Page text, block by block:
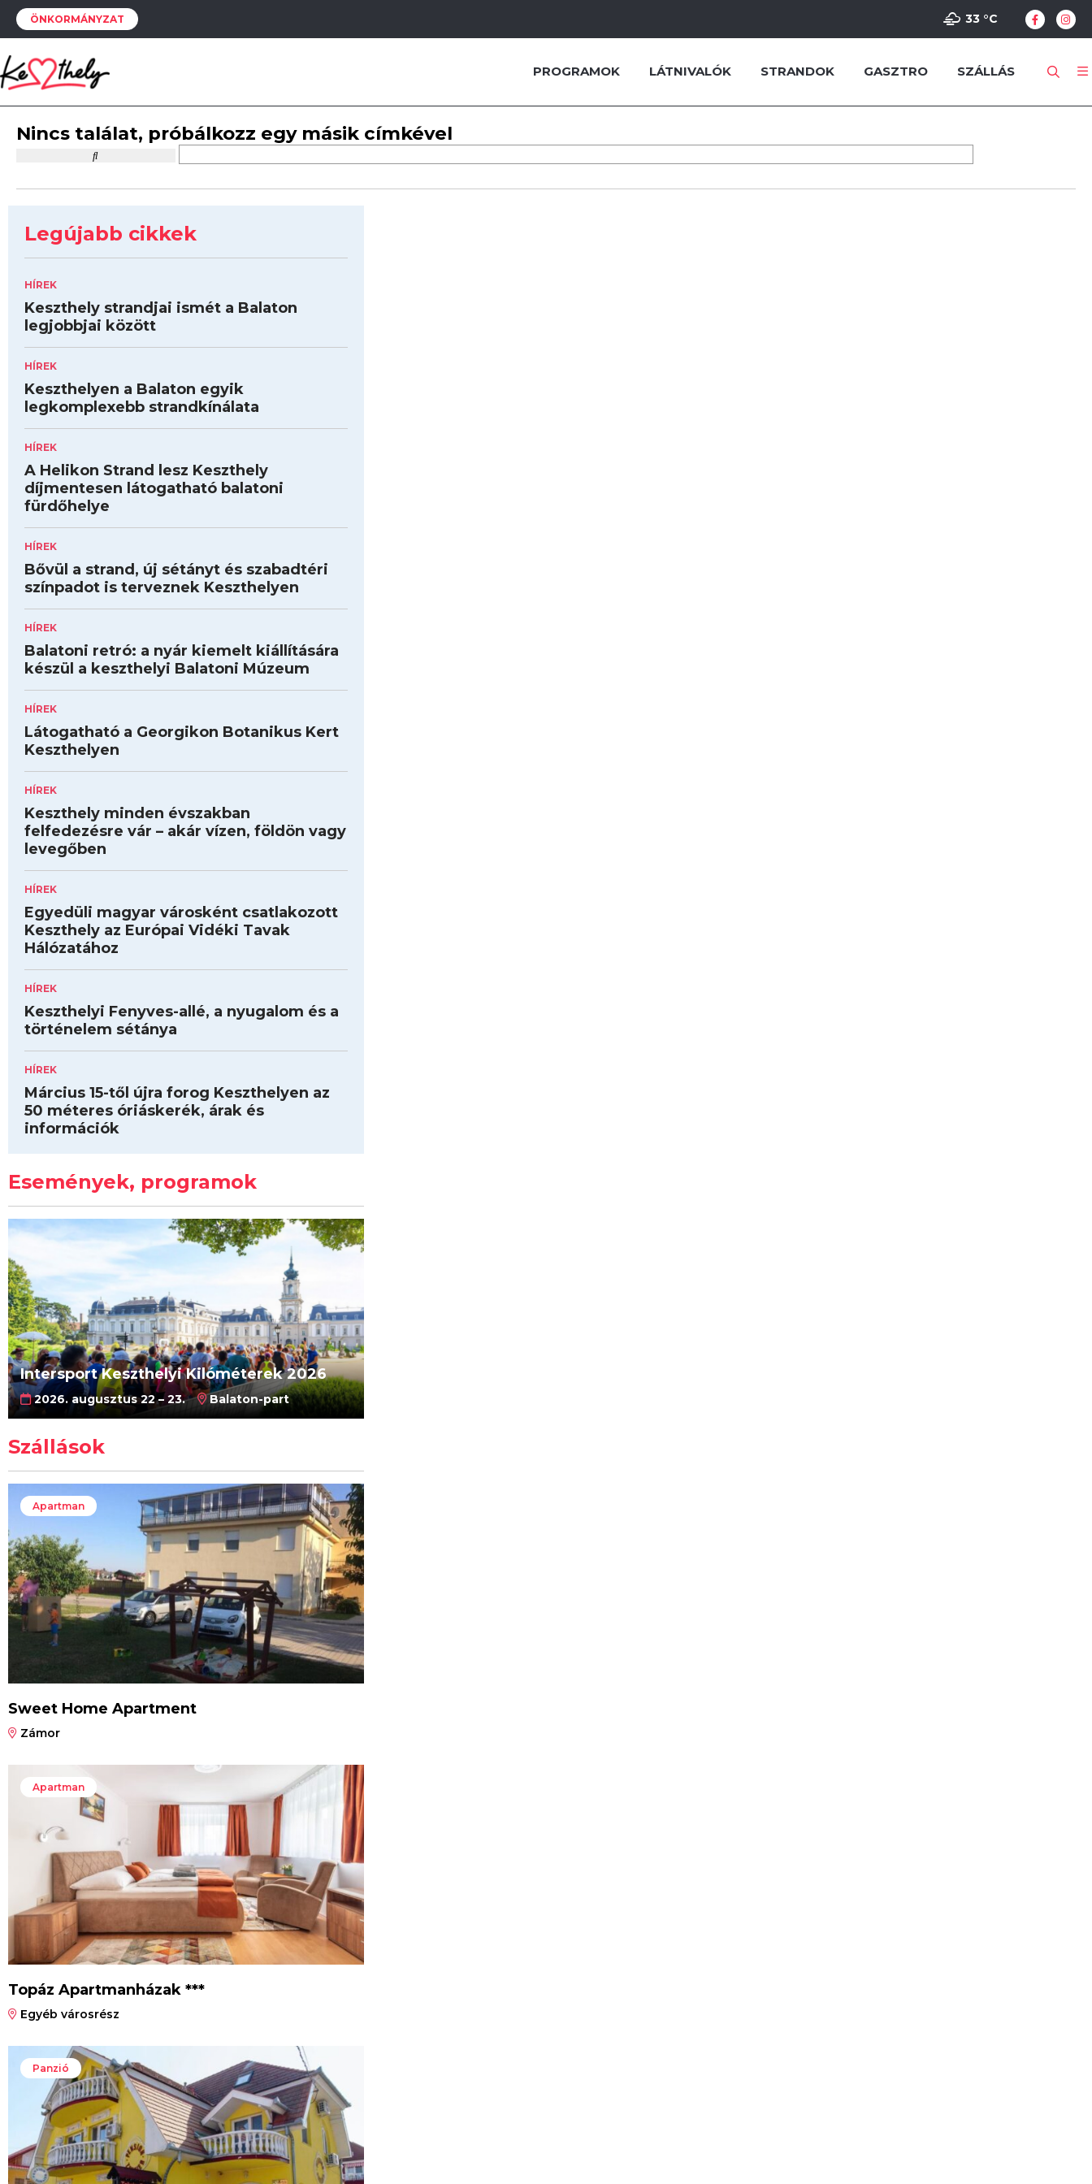
ÖNKORMÁNYZAT 33 °C
PROGRAMOK LÁTNIVALÓK STRANDOK GASZTRO SZÁLLÁS
Nincs találat, próbálkozz egy másik címkével
Legújabb cikkek
HÍREK
Keszthely strandjai ismét a Balaton
legjobbjai között
HÍREK
Keszthelyen a Balaton egyik
legkomplexebb strandkínálata
HÍREK
A Helikon Strand lesz Keszthely
díjmentesen látogatható balatoni
fürdőhelye
HÍREK
Bővül a strand, új sétányt és szabadtéri
színpadot is terveznek Keszthelyen
HÍREK
Balatoni retró: a nyár kiemelt kiállítására
készül a keszthelyi Balatoni Múzeum
HÍREK
Látogatható a Georgikon Botanikus Kert
Keszthelyen
HÍREK
Keszthely minden évszakban
felfedezésre vár – akár vízen, földön vagy
levegőben
HÍREK
Egyedüli magyar városként csatlakozott
Keszthely az Európai Vidéki Tavak
Hálózatához
HÍREK
Keszthelyi Fenyves-allé, a nyugalom és a
történelem sétánya
HÍREK
Március 15-től újra forog Keszthelyen az
50 méteres óriáskerék, árak és
információk
Események, programok
Intersport Keszthelyi Kilóméterek 2026
2026. augusztus 22 – 23. Balaton-part
Szállások
Apartman
Sweet Home Apartment
Zámor
Apartman
Topáz Apartmanházak ***
Egyéb városrész
Panzió